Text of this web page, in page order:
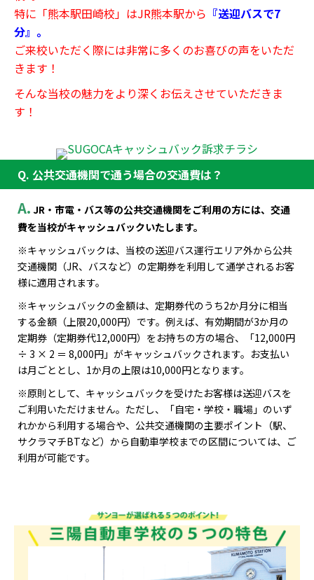
特に「熊本駅田崎校」はJR熊本駅から 『送迎バスで7
分』。
ご来校いただく際には非常に多くのお喜びの声をいただ
きます！
そんな当校の魅力をより深くお伝えさせていただきま
す！
Q. 公共交通機関で通う場合の交通費は？
A. JR・市電・バス等の公共交通機関をご利用の方には、交通
費を当校がキャッシュバックいたします。
※キャッシュバックは、当校の送迎バス運行エリア外から公共
交通機関（JR、バスなど）の定期券を利用して通学されるお客
様に適用されます。
※キャッシュバックの金額は、定期券代のうち2か月分に相当
する金額（上限20,000円）です。例えば、有効期間が3か月の
定期券（定期券代12,000円）をお持ちの方の場合、「12,000円
÷ 3 × 2 ＝ 8,000円」がキャッシュバックされます。お支払い
は月ごととし、1か月の上限は10,000円となります。
※原則として、キャッシュバックを受けたお客様は送迎バスを
ご利用いただけません。ただし、「自宅・学校・職場」のいず
れかから利用する場合や、公共交通機関の主要ポイント（駅、
サクラマチBTなど）から自動車学校までの区間については、ご
利用が可能です。